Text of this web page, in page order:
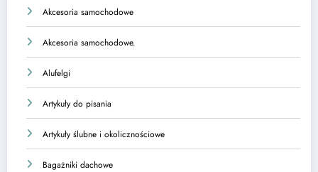
Akcesoria samochodowe
Akcesoria samochodowe.
Alufelgi
Artykuły do pisania
Artykuły ślubne i okolicznościowe
Bagażniki dachowe